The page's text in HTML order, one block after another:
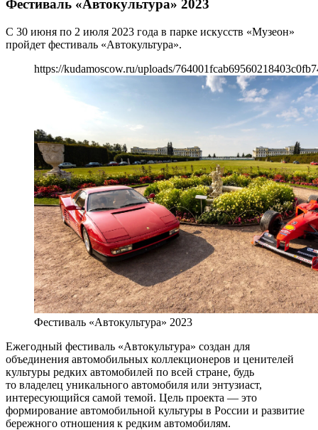
Фестиваль «Автокультура» 2023
С 30 июня по 2 июля 2023 года в парке искусств «Музеон»
пройдет фестиваль «Автокультура».
https://kudamoscow.ru/uploads/
Фестиваль «Автокультура» 2023
Ежегодный фестиваль «Автокультура» создан для
объединения автомобильных коллекционеров и ценителей
культуры редких автомобилей по всей стране, будь
то владелец уникального автомобиля или энтузиаст,
интересующийся самой темой. Цель проекта — это
формирование автомобильной культуры в России и развитие
бережного отношения к редким автомобилям.